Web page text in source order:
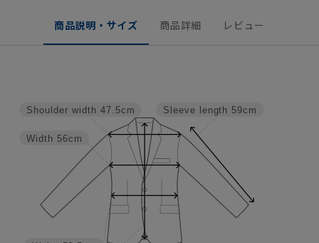
商品説明・サイズ 商品詳細 レビュー
Sleeve length 59cm
Width 56cm
Shoulder width 47.5cm